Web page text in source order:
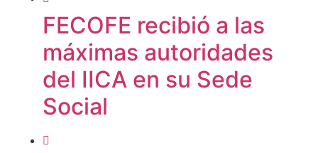
FECOFE recibió a las
máximas autoridades
del IICA en su Sede
Social